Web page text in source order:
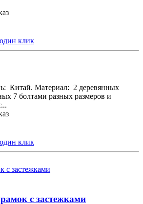
клик
Китай. Материал: 2 деревянных
7 болтами разных размеров и
клик
с застежками
с застежками